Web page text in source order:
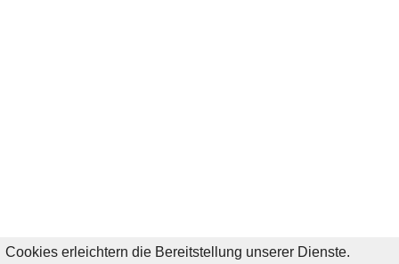
Cookies erleichtern die Bereitstellung unserer Dienste.